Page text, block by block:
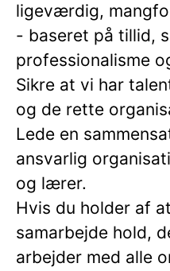
ligeværdig,
- baseret på tillid,
professionalisme
Sikre at vi har
og de rette
Lede en
ansvarlig
og lærer.
Hvis du holder af
samarbejde hold,
arbejder med alle